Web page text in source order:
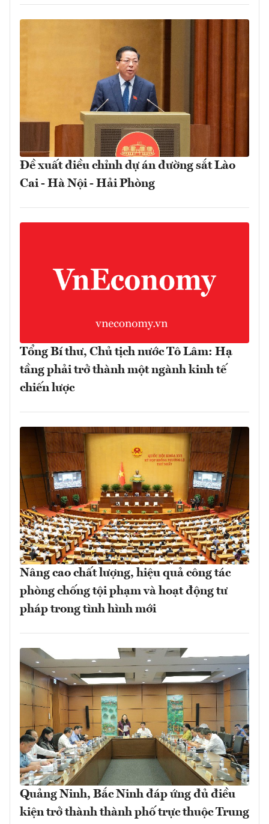
Đề xuất điều chỉnh dự án đường sắt Lào
Cai - Hà Nội - Hải Phòng
Tổng Bí thư, Chủ tịch nước Tô Lâm: Hạ
tầng phải trở thành một ngành kinh tế
chiến lược
Nâng cao chất lượng, hiệu quả công tác
phòng chống tội phạm và hoạt động tư
pháp trong tình hình mới
Quảng Ninh, Bắc Ninh đáp ứng đủ điều
kiện trở thành thành phố trực thuộc Trung